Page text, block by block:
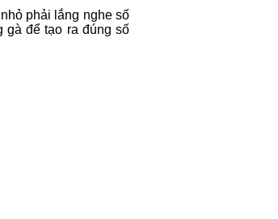
phải lắng nghe số
gà để tạo ra đúng số